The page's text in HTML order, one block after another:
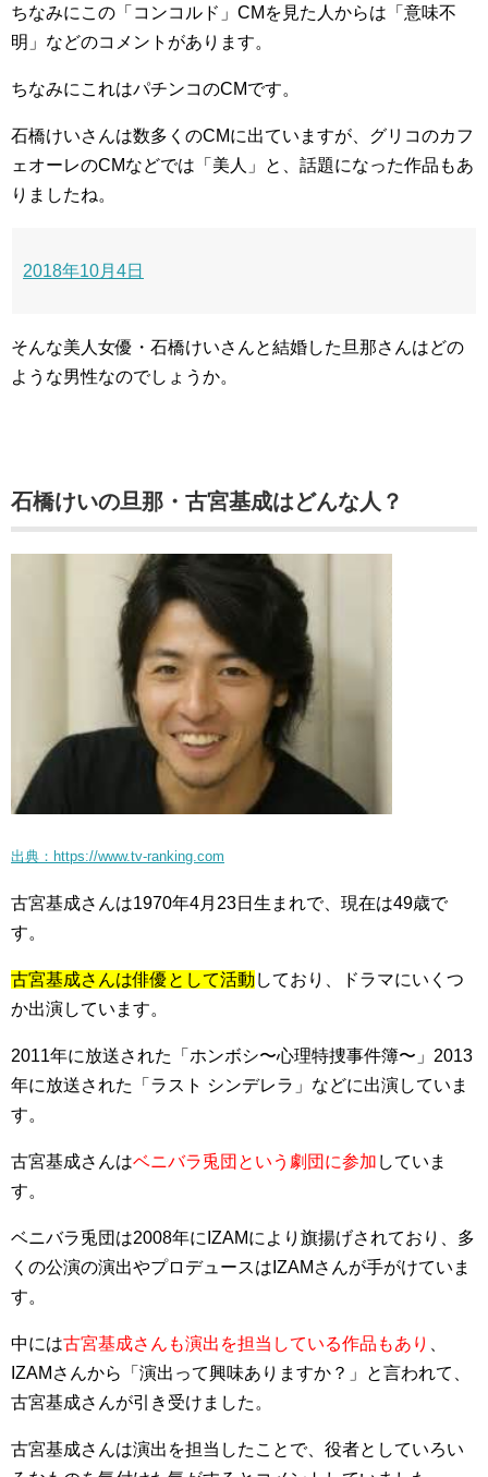
ちなみにこの「コンコルド」CMを見た人からは「意味不
明」などのコメントがあります。
ちなみにこれはパチンコのCMです。
石橋けいさんは数多くのCMに出ていますが、グリコのカフ
ェオーレのCMなどでは「美人」と、話題になった作品もあ
りましたね。
2018年10月4日
そんな美人女優・石橋けいさんと結婚した旦那さんはどの
ような男性なのでしょうか。
石橋けいの旦那・古宮基成はどんな人？
出典：https://www.tv-ranking.com
古宮基成さんは1970年4月23日生まれで、現在は49歳で
す。
古宮基成さんは俳優として活動 しており、ドラマにいくつ
か出演しています。
2011年に放送された「ホンボシ〜心理特捜事件簿〜」2013
年に放送された「ラスト シンデレラ」などに出演していま
す。
古宮基成さんはベニバラ兎団という劇団に参加 していま
す。
ベニバラ兎団は2008年にIZAMにより旗揚げされており、多
くの公演の演出やプロデュースはIZAMさんが手がけていま
す。
中には古宮基成さんも演出を担当している作品もあり 、
IZAMさんから「演出って興味ありますか？」と言われて、
古宮基成さんが引き受けました。
古宮基成さんは演出を担当したことで、役者としていろい